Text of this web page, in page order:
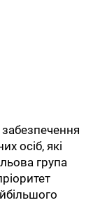
осіб, які
група